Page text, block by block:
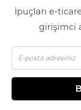
İpuçları e-
girişimci